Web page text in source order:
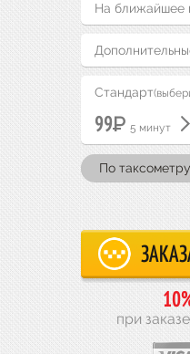
На ближайшее
Стандарт
99Р 5 минут
По таксометру
при